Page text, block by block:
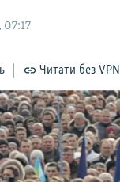
07:17
Читати без VPN